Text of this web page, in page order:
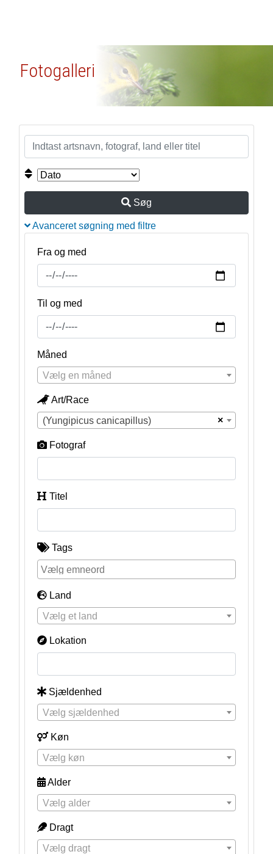
Fotogalleri
Søg
Avanceret søgning med filtre
Fra og med
Til og med
Måned
Vælg en måned
Art/Race
×
(Yungipicus canicapillus)
Fotograf
Titel
Tags
Land
Vælg et land
Lokation
Sjældenhed
Vælg sjældenhed
Køn
Vælg køn
Alder
Vælg alder
Dragt
Vælg dragt